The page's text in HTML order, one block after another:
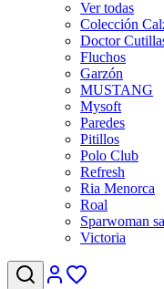
Ver todas
Colección
Doctor
Fluchos
Garzón
MUSTANG
Mysoft
Paredes
Pitillos
Polo Club
Refresh
Ria Menorca
Roal
Sparwoman
Victoria